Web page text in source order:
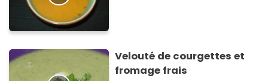
Velouté de courgettes et
fromage frais